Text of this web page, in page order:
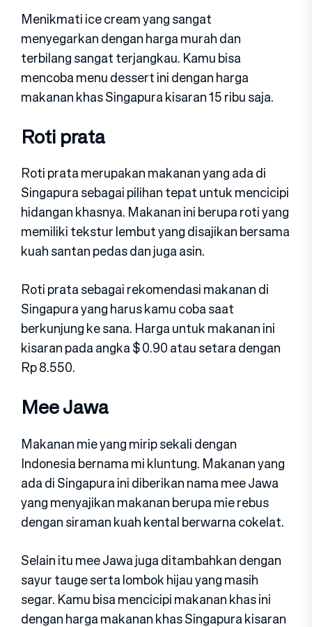
Menikmati ice cream yang sangat
menyegarkan dengan harga murah dan
terbilang sangat terjangkau. Kamu bisa
mencoba menu dessert ini dengan harga
makanan khas Singapura kisaran 15 ribu saja.
Roti prata
Roti prata merupakan makanan yang ada di
Singapura sebagai pilihan tepat untuk mencicipi
hidangan khasnya. Makanan ini berupa roti yang
memiliki tekstur lembut yang disajikan bersama
kuah santan pedas dan juga asin.
Roti prata sebagai rekomendasi makanan di
Singapura yang harus kamu coba saat
berkunjung ke sana. Harga untuk makanan ini
kisaran pada angka $ 0.90 atau setara dengan
Rp 8.550.
Mee Jawa
Makanan mie yang mirip sekali dengan
Indonesia bernama mi kluntung. Makanan yang
ada di Singapura ini diberikan nama mee Jawa
yang menyajikan makanan berupa mie rebus
dengan siraman kuah kental berwarna cokelat.
Selain itu mee Jawa juga ditambahkan dengan
sayur tauge serta lombok hijau yang masih
segar. Kamu bisa mencicipi makanan khas ini
dengan harga makanan khas Singapura kisaran